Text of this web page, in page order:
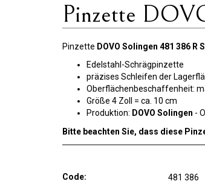
Pinzette
Pinzette DOVO Solingen 481 386 R
Edelstahl-Schrägpinzette
präzises Schleifen der
Oberflächenbeschaffenheit:
Größe 4 Zoll = ca. 10 cm
Produktion: DOVO Solingen -
Bitte beachten Sie, dass diese
Code:
481 386